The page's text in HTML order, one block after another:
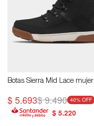
Botas Sierra Mid Lace mujer
$5.693$9.490 40
$ 5.220